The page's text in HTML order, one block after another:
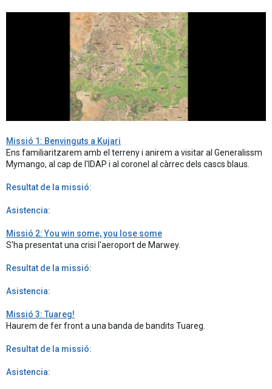
Missió 1: Benvinguts a Kujari
Ens familiaritzarem amb el terreny i anirem a visitar al Generalissm
Mymango, al cap de l'IDAP i al coronel al càrrec dels cascs blaus.
Resultat de la missió:
Asistencia:
Missió 2: You win some, you lose some
S'ha presentat una crisi l'aeroport de Marwey.
Resultat de la missió:
Asistencia:
Missió 3: Tuareg!
Haurem de fer front a una banda de bandits Tuareg.
Resultat de la missió:
Asistencia: